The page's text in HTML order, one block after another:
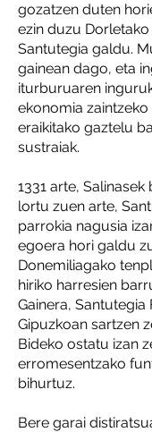
gozatzen duten
ezin duzu
Santutegia galdu.
gainean dago, eta
iturburuaren
ekonomia
eraikitako gaztelu
sustraiak.
1331 arte,
lortu zuen arte,
parrokia nagusia
egoera hori galdu
Donemiliagako
hiriko harresien
Gainera, Santutegia
Gipuzkoan sartzen
Bideko ostatu izan
erromesentzako
bihurtuz.
Bere garai